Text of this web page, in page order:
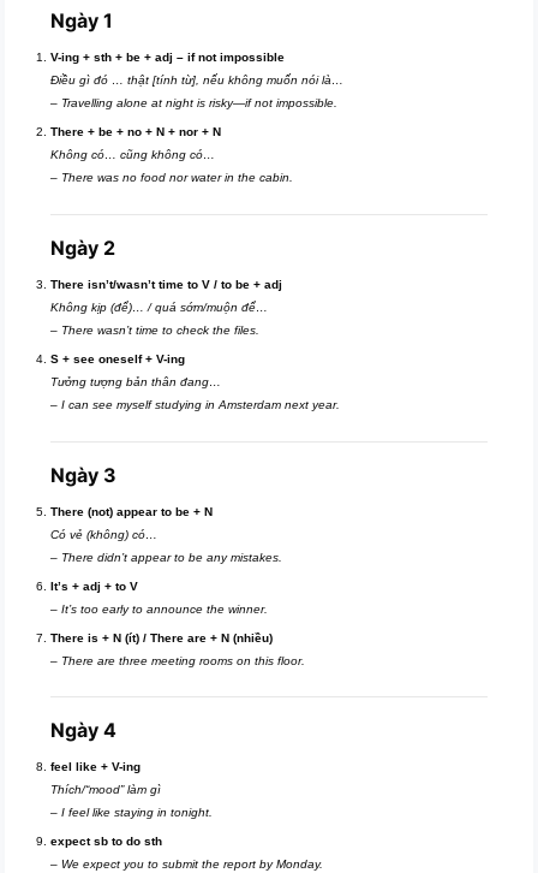
Ngày 1
V-ing + sth + be + adj – if not impossible
Điều gì đó … thật [tính từ], nếu không muốn nói là…
– Travelling alone at night is risky—if not impossible.
There + be + no + N + nor + N
Không có… cũng không có…
– There was no food nor water in the cabin.
Ngày 2
There isn’t/wasn’t time to V / to be + adj
Không kịp (để)… / quá sớm/muộn để…
– There wasn’t time to check the files.
S + see oneself + V-ing
Tưởng tượng bản thân đang…
–I can see myself studying in Amsterdam next year.
Ngày 3
There (not) appear to be + N
Có vẻ (không) có…
– There didn’t appear to be any mistakes.
It’s + adj + to V
–It’s too early to announce the winner.
There is + N (ít) / There are + N (nhiều)
– There are three meeting rooms on this floor.
Ngày 4
feel like + V-ing
Thích/“mood” làm gì
–I feel like staying in tonight.
expect sb to do sth
–We expect you to submit the report by Monday.